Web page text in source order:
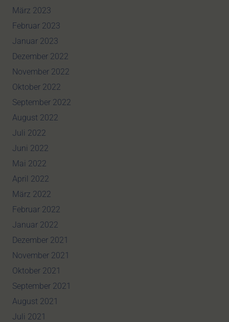
März 2023
Februar 2023
Januar 2023
Dezember 2022
November 2022
Oktober 2022
September 2022
August 2022
Juli 2022
Juni 2022
Mai 2022
April 2022
März 2022
Februar 2022
Januar 2022
Dezember 2021
November 2021
Oktober 2021
September 2021
August 2021
Juli 2021